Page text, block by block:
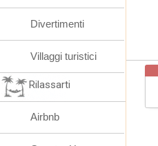
Divertimenti
Villaggi turistici
Rilassarti
Airbnb